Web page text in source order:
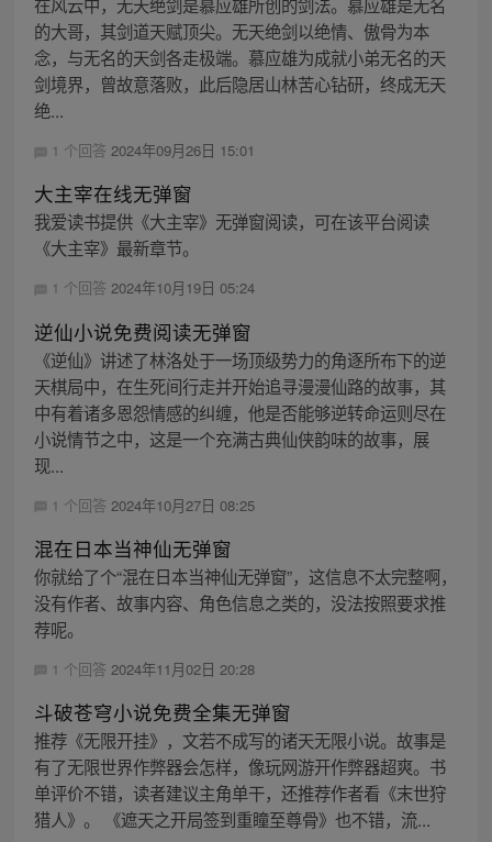
的大哥，其剑道天赋顶尖。无天绝剑以绝情、傲骨为本
念，与无名的天剑各走极端。慕应雄为成就小弟无名的天
剑境界，曾故意落败，此后隐居山林苦心钻研，终成无天
绝...
1 个回答 2024年09月26日 15:01
大主宰在线无弹窗
我爱读书提供《大主宰》无弹窗阅读，可在该平台阅读
《大主宰》最新章节。
1 个回答 2024年10月19日 05:24
逆仙小说免费阅读无弹窗
《逆仙》讲述了林洛处于一场顶级势力的角逐所布下的逆
天棋局中，在生死间行走并开始追寻漫漫仙路的故事，其
中有着诸多恩怨情感的纠缠，他是否能够逆转命运则尽在
小说情节之中，这是一个充满古典仙侠韵味的故事，展
现...
1 个回答 2024年10月27日 08:25
混在日本当神仙无弹窗
你就给了个“混在日本当神仙无弹窗”，这信息不太完整啊，
没有作者、故事内容、角色信息之类的，没法按照要求推
荐呢。
1 个回答 2024年11月02日 20:28
斗破苍穹小说免费全集无弹窗
推荐《无限开挂》，文若不成写的诸天无限小说。故事是
有了无限世界作弊器会怎样，像玩网游开作弊器超爽。书
单评价不错，读者建议主角单干，还推荐作者看《末世狩
猎人》。 《遮天之开局签到重瞳至尊骨》也不错，流...